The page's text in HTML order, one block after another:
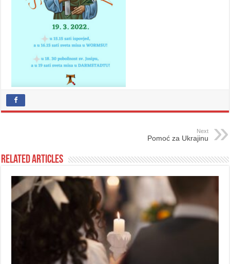
Next
Pomoć za Ukrajinu
Related Articles